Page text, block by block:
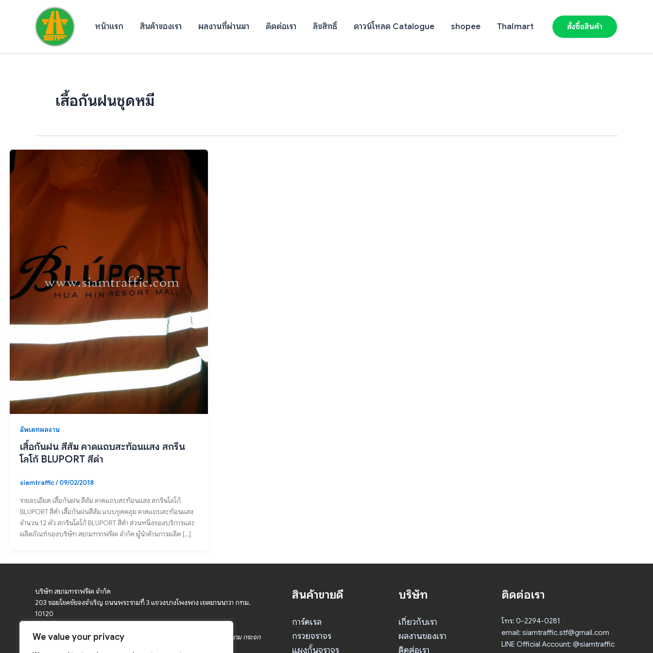
We value your privacy
หน้าแรก สินค้าของเรา ผลงานที่ผ่านมา ติดต่อเรา ลิขสิทธิ์ ดาวน์โหลด Catalogue shopee Thaimart สั่งซื้อสินค้า
เสื้อกันฝนชุดหมี
อัพเดทผลงาน
เสื้อกันฝน สีส้ม คาดแถบสะท้อนแสง สกรีน
โลโก้ BLUPORT สีดำ
siamtraffic/09/02/2018
รายละเอียด เสื้อกันฝน สีส้ม คาดแถบสะท้อนแสง สกรีนโลโก้
BLUPORT สีดำ เสื้อกันฝนสีส้ม แบบชุดคลุม คาดแถบสะท้อนแสง
จำนวน 12 ตัว สกรีนโลโก้ BLUPORT สีดำ ส่วนหนึ่งของบริการและ
ผลิตภัณฑ์ของบริษัท สยามทราฟฟิค จำกัด ผู้นำด้านการผลิต […]
บริษัท สยามทราฟฟิค จำกัด
203 ซอยโชคชัยจงจำเริญ ถนนพระรามที่ 3 แขวงบางโพงพาง เขตยานนาวา กทม.
10120
จำหน่ายอุปกรณ์จราจร ป้ายจราจร ป้ายเตือน กรวยจราจร แผงกั้นจราจร ป้อมยาม กระจก
สินค้าขายดี
การ์ดเรล
กรวยจราจร
แผงกั้นจราจร
บริษัท
เกี่ยวกับเรา
ผลงานของเรา
ติดต่อเรา
ติดต่อเรา
โทร: 0-2294-0281
email: siamtraffic.stf@gmail.com
LINE Official Account: @siamtraffic